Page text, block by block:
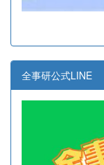
全事研公式LINE